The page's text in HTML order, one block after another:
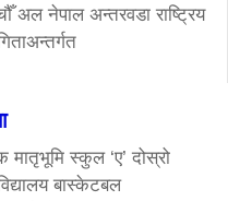
अल नेपाल अन्तरवडा राष्ट्रिय
स्कुल ‘ए’ दोस्रो
बास्केटबल